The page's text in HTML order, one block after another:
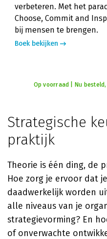
verbeteren. Met het
Choose, Commit and
bij mensen te brengen.
Boek bekijken
Op voorraad | Nu
Strategische
praktijk
Theorie is één ding, de
Hoe zorg je ervoor dat
daadwerkelijk worden
alle niveaus van je
strategievorming? En
of onverwachte